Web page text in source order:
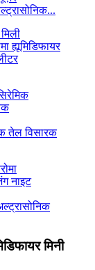
तेल विसारक
मिनी